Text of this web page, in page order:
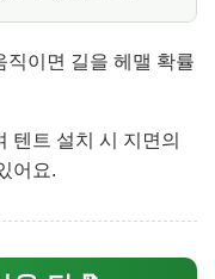
직이면 길을 헤맬 확률
텐트 설치 시 지면의
어요.